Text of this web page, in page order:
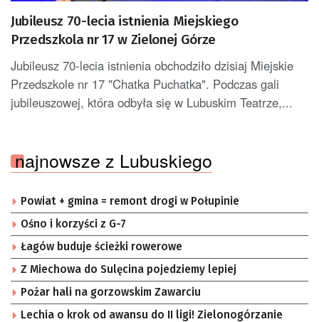
Jubileusz 70-lecia istnienia Miejskiego
Przedszkola nr 17 w Zielonej Górze
Jubileusz 70-lecia istnienia obchodziło dzisiaj Miejskie
Przedszkole nr 17 "Chatka Puchatka". Podczas gali
jubileuszowej, która odbyła się w Lubuskim Teatrze,...
najnowsze z Lubuskiego
Powiat + gmina = remont drogi w Połupinie
Ośno i korzyści z G-7
Łagów buduje ścieżki rowerowe
Z Miechowa do Sulęcina pojedziemy lepiej
Pożar hali na gorzowskim Zawarciu
Lechia o krok od awansu do II ligi! Zielonogórzanie